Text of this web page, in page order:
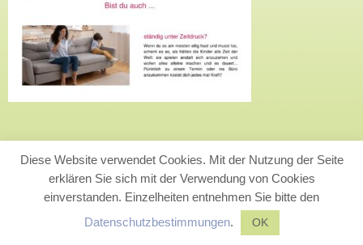
Diese Website verwendet Cookies. Mit der Nutzung der Seite
erklären Sie sich mit der Verwendung von Cookies
einverstanden. Einzelheiten entnehmen Sie bitte den
Datenschutzbestimmungen. OK